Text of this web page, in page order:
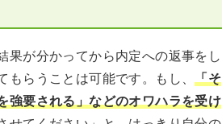
果が分かってから内定への返事をし
もらうことは可能です。もし、「そ
強要される」などのオワハラを受け